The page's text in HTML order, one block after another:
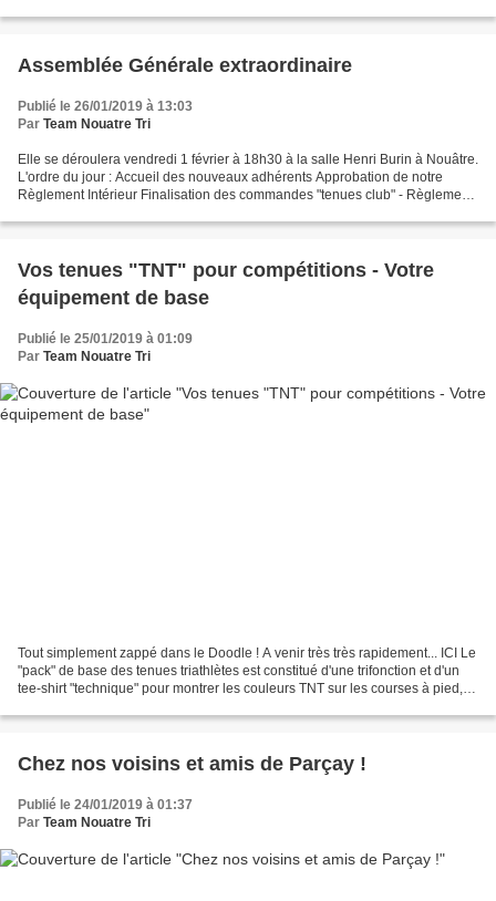
Assemblée Générale extraordinaire
Publié le 26/01/2019 à 13:03
Par Team Nouatre Tri
Elle se déroulera vendredi 1 février à 18h30 à la salle Henri Burin à Nouâtre.
L'ordre du jour : Accueil des nouveaux adhérents Approbation de notre
Règlement Intérieur Finalisation des commandes "tenues club" - Règlement
Vos tenues "TNT" pour compétitions - Votre
équipement de base
Publié le 25/01/2019 à 01:09
Par Team Nouatre Tri
Tout simplement zappé dans le Doodle ! A venir très très rapidement... ICI Le
"pack" de base des tenues triathlètes est constitué d'une trifonction et d'un
tee-shirt "technique" pour montrer les couleurs TNT sur les courses à pied,
Chez nos voisins et amis de Parçay !
Publié le 24/01/2019 à 01:37
Par Team Nouatre Tri